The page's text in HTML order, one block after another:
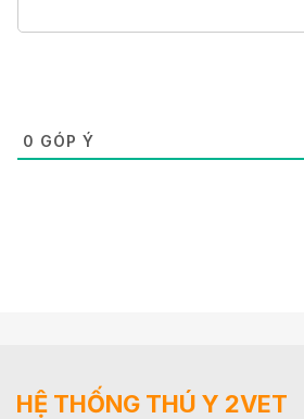
0 GÓP Ý
HỆ THỐNG THÚ Y 2VET